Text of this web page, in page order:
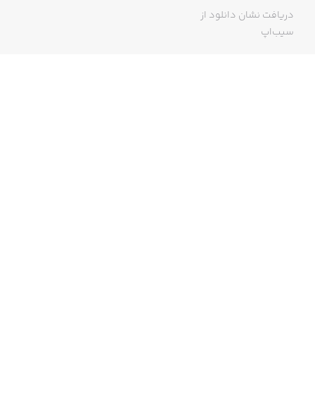
دریافت نشان دانلود از
سیب‌اپ